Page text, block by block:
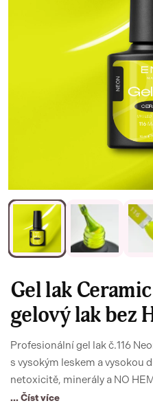
Gel lak
gelový lak bez
Profesionální gel lak č.116
s vysokým leskem a vysokou
netoxicitě, minerály a NO
... Číst více